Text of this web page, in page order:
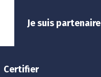
Je suis partenaire
Certifier